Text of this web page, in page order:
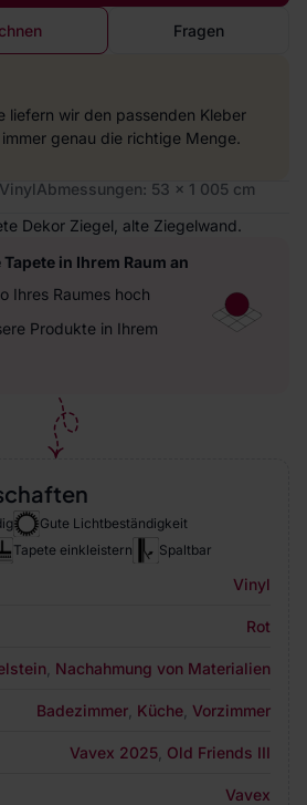
Fragen
liefern wir den passenden Kleber
genau die richtige Menge.
Abmessungen: 53 x 1 005 cm
Dekor Ziegel, alte Ziegelwand.
in Ihrem Raum an
Ihres Raumes hoch
Produkte in Ihrem
Gute Lichtbeständigkeit
Tapete einkleistern Spaltbar
Vinyl
Rot
Nachahmung von Materialien
Badezimmer Küche Vorzimmer
Vavex 2025 Old Friends III
Vavex